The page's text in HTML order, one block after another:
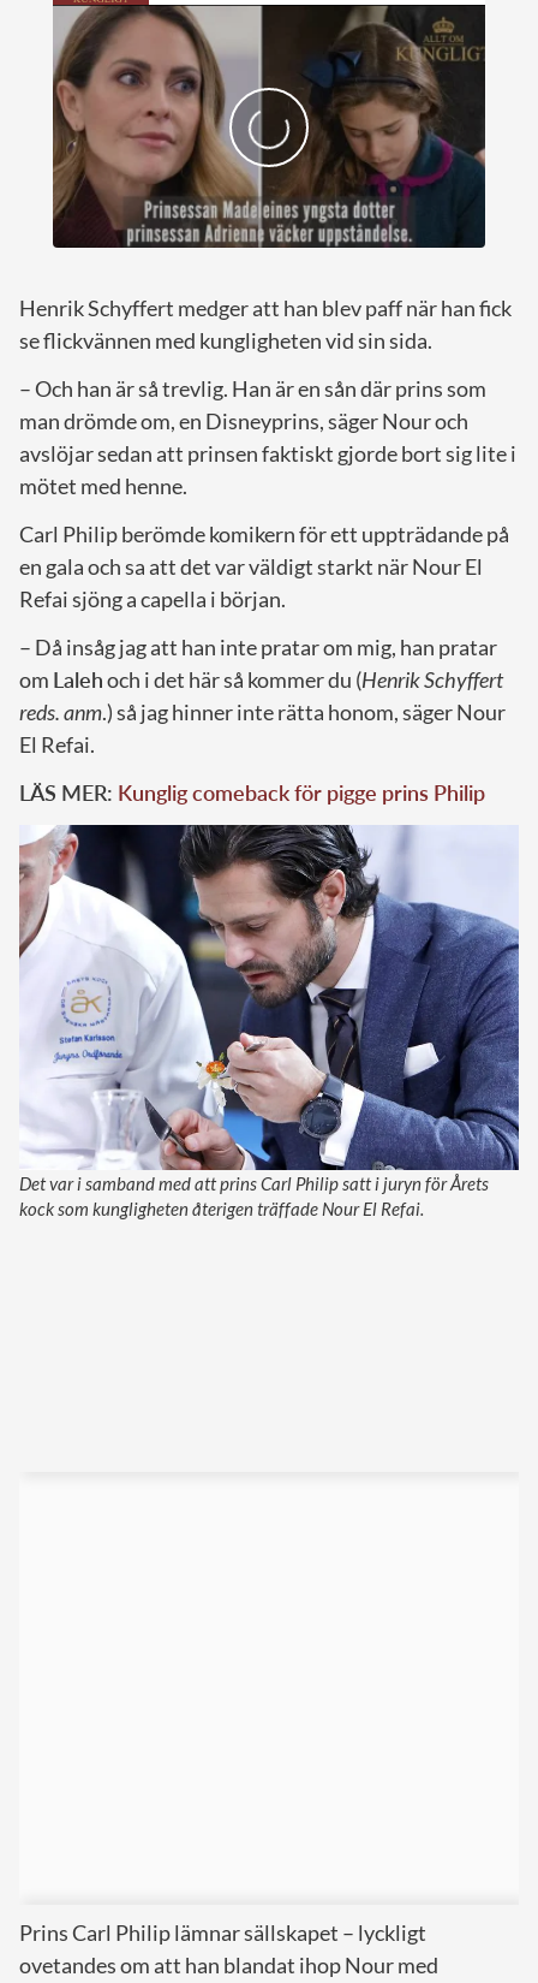
Henrik Schyffert medger att han blev paff när han fick
se flickvännen med kungligheten vid sin sida.
– Och han är så trevlig. Han är en sån där prins som
man drömde om, en Disneyprins, säger Nour och
avslöjar sedan att prinsen faktiskt gjorde bort sig lite i
mötet med henne.
Carl Philip berömde komikern för ett uppträdande på
en gala och sa att det var väldigt starkt när Nour El
Refai sjöng a capella i början.
– Då insåg jag att han inte pratar om mig, han pratar
om Lalehoch i det här så kommer du (Henrik Schyffert
reds. anm.) så jag hinner inte rätta honom, säger Nour
El Refai.
LÄS MER: Kunglig comeback för pigge prins Philip
Det var i samband med att prins Carl Philip satt i juryn för Årets
kock som kungligheten återigen träffade Nour El Refai.
Prins Carl Philip lämnar sällskapet – lyckligt
ovetandes om att han blandat ihop Nour med